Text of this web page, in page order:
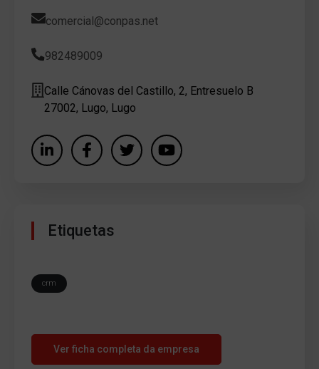
comercial@conpas.net
982489009
Calle Cánovas del Castillo, 2, Entresuelo B
27002, Lugo, Lugo
Etiquetas
crm
Ver ficha completa da empresa